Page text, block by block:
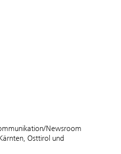
Newsroom
Osttirol und